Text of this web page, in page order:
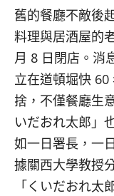
舊的餐廳不敵後
料理與居酒屋的
月 8 日閉店。消
立在道頓堀快
捨，不僅餐廳生
いだおれ太郎」
如一日署長，一
據關西大學教授
「くいだおれ